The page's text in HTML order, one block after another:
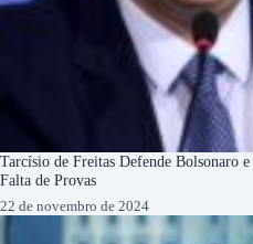
Tarcísio de Freitas Defende Bolsonaro
Falta de Provas
22 de novembro de 2024